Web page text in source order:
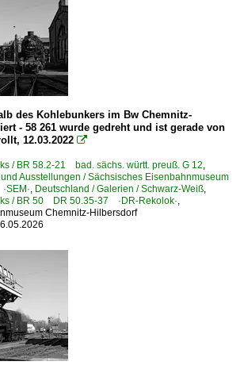
des Kohlebunkers im Bw Chemnitz-
- 58 261 wurde gedreht und ist gerade von
12.03.2022 
/ BR 58.2-21 bad. sächs. württ. preuß. G 12,
Ausstellungen / Sächsisches Eisenbahnmuseum
, Deutschland / Galerien / Schwarz-Weiß,
/ BR 50 DR 50.35-37 ·DR-Rekolok·,
Chemnitz-Hilbersdorf